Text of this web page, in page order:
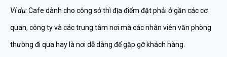
Ví dụ:Cafe dành cho công sở thì địa điểm đặt phải ở gần các cơ
quan, công ty và các trung tâm nơi mà các nhân viên văn phòng
thường đi qua hay là nơi dễ dàng để gặp gỡ khách hàng.